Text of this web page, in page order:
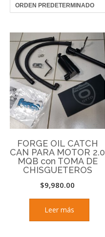
FORGE OIL CATCH
CAN PARA MOTOR 2.0
MQB con TOMA DE
CHISGUETEROS
$9,980.00
Leer más